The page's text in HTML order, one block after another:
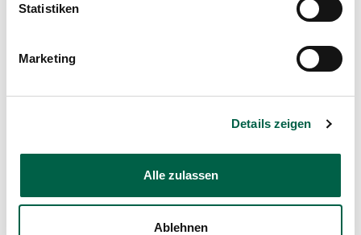
Statistiken
Marketing
Details zeigen
Alle zulassen
Ablehnen
16, S. 406–408
Mattmann P., Schorn R., Gaspert A.,
Wenn der Hirnschlag zu den Nieren führt, 2015